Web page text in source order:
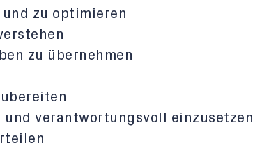
zu optimieren
zu übernehmen
verantwortungsvoll einzusetzen